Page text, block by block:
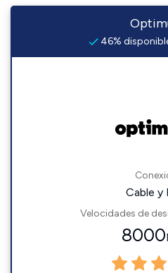
46%
Cable y
Velocidades de
8000